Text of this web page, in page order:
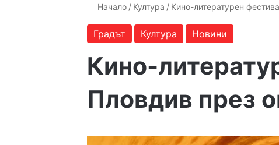
Начало / Култура / Кино-литературен
Градът Култура Новини
Кино-
Пловдив през